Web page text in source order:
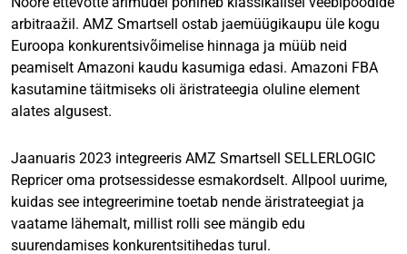
arbitraažil. AMZ Smartsell ostab jaemüügikaupu üle kogu
Euroopa konkurentsivõimelise hinnaga ja müüb neid
peamiselt Amazoni kaudu kasumiga edasi. Amazoni FBA
kasutamine täitmiseks oli äristrateegia oluline element
alates algusest.
Jaanuaris 2023 integreeris AMZ Smartsell SELLERLOGIC
Repricer oma protsessidesse esmakordselt. Allpool uurime,
kuidas see integreerimine toetab nende äristrateegiat ja
vaatame lähemalt, millist rolli see mängib edu
suurendamises konkurentsitihedas turul.